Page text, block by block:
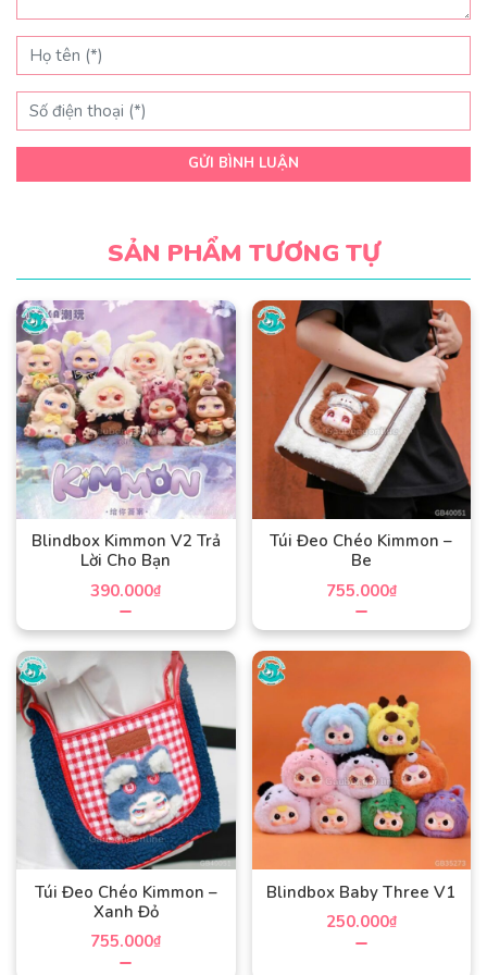
GỬI BÌNH LUẬN
SẢN PHẨM TƯƠNG TỰ
Blindbox Kimmon V2 Trả
Lời Cho Bạn
390.000₫
Sản
phẩm
có
nhiều
biến
thể.
Các
tùy
chọn
có
thể
chọn
Túi Đeo Chéo Kimmon –
Be
755.000₫
Sản
có
nhiều
biến
thể.
Các
tùy
có
thể
được
Túi Đeo Chéo Kimmon –
Xanh Đỏ
755.000₫
Blindbox Baby Three V1
250.000₫